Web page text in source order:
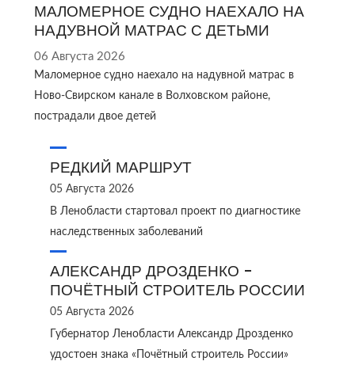
МАЛОМЕРНОЕ СУДНО НАЕХАЛО НА
НАДУВНОЙ МАТРАС С ДЕТЬМИ
06 Августа 2026
Маломерное судно наехало на надувной матрас в
Ново‑Свирском канале в Волховском районе,
пострадали двое детей
РЕДКИЙ МАРШРУТ
05 Августа 2026
В Ленобласти стартовал проект по диагностике
наследственных заболеваний
АЛЕКСАНДР ДРОЗДЕНКО -
ПОЧЁТНЫЙ СТРОИТЕЛЬ РОССИИ
05 Августа 2026
Губернатор Ленобласти Александр Дрозденко
удостоен знака «Почётный строитель России»